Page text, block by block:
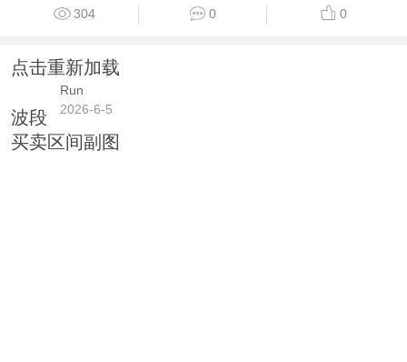
304 0 0
点击重新加载
Run
2026-6-5
波段
买卖区间副图